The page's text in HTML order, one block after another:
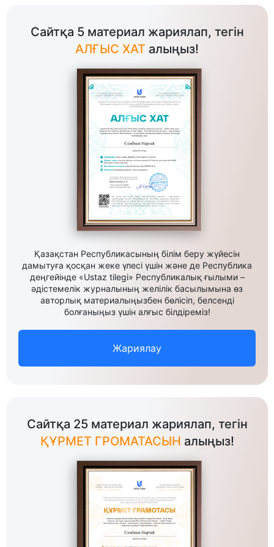
Сайтқа 5 материал жариялап, тегін
АЛҒЫС ХАТ алыңыз!
Қазақстан Республикасының білім беру жүйесін
дамытуға қосқан жеке үлесі үшін және де Республика
деңгейінде «Ustaz tilegi» Республикалық ғылыми –
әдістемелік журналының желілік басылымына өз
авторлық материалыңызбен бөлісіп, белсенді
болғаныңыз үшін алғыс білдіреміз!
Жариялау
Сайтқа 25 материал жариялап, тегін
ҚҰРМЕТ ГРОМАТАСЫН алыңыз!